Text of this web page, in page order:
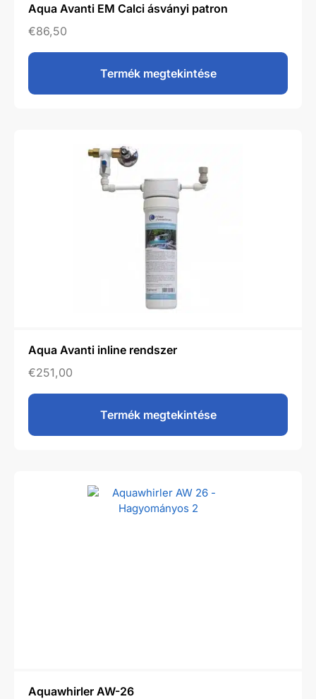
Aqua Avanti EM Calci ásványi patron
€86,50
Termék megtekintése
Aqua Avanti inline rendszer
€251,00
Termék megtekintése
Aquawhirler AW-26